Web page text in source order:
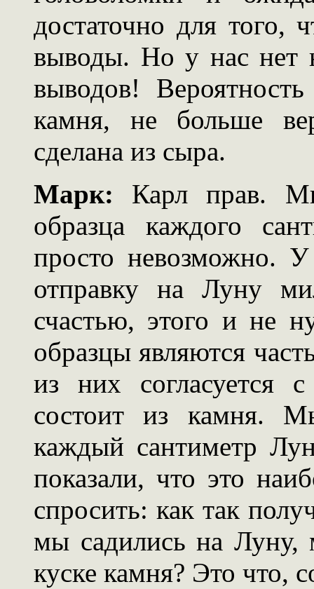
достаточно для того,
выводы. Но у нас нет
выводов!
камня, не больше
сделана из сыра.
Марк: Карл прав.
образца каждого
просто невозможно.
отправку на Луну
счастью, этого и не
образцы являются
из них согласуется
состоит из камня.
каждый сантиметр
показали, что это
спросить: как так
мы садились на Луну,
куске камня? Это что,